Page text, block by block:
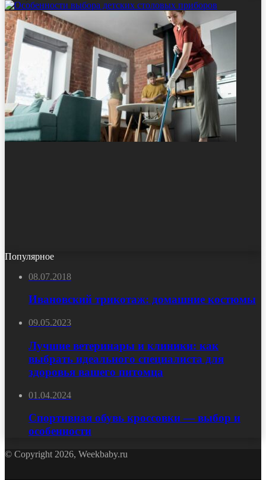
Популярное
08.07.2018
Ивановский трикотаж: домашние костюмы
09.05.2023
Лучшие ветеринары и клиники: как
выбрать идеального специалиста для
здоровья вашего питомца
01.04.2024
Спортивная обувь кроссовки — выбор и
особенности
© Copyright 2026, Weekbaby.ru